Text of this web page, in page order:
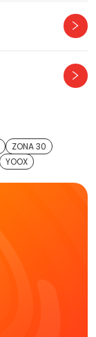
ZONA 30
YOOX